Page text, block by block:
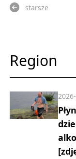
starsze
Region